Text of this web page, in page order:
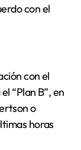
con el
con el
“Plan B”, en
o
horas